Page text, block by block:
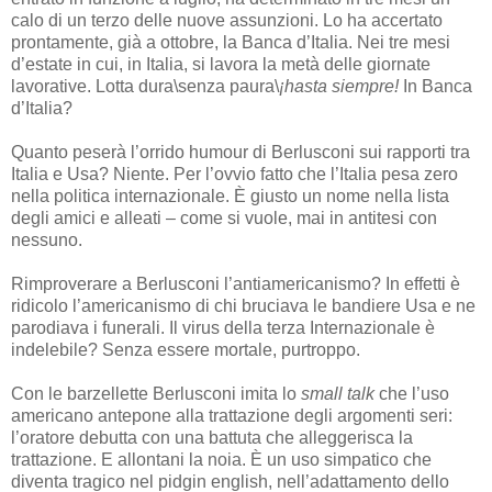
calo di un terzo delle nuove assunzioni. Lo ha accertato
prontamente, già a ottobre, la Banca d’Italia. Nei tre mesi
d’estate in cui, in Italia, si lavora la metà delle giornate
lavorative. Lotta dura\senza paura\¡hasta siempre!In Banca
d’Italia?
Quanto peserà l’orrido humour di Berlusconi sui rapporti tra
Italia e Usa? Niente. Per l’ovvio fatto che l’Italia pesa zero
nella politica internazionale. È giusto un nome nella lista
degli amici e alleati – come si vuole, mai in antitesi con
nessuno.
Rimproverare a Berlusconi l’antiamericanismo? In effetti è
ridicolo l’americanismo di chi bruciava le bandiere Usa e ne
parodiava i funerali. Il virus della terza Internazionale è
indelebile? Senza essere mortale, purtroppo.
Con le barzellette Berlusconi imita lo small talkche l’uso
americano antepone alla trattazione degli argomenti seri:
l’oratore debutta con una battuta che alleggerisca la
trattazione. E allontani la noia. È un uso simpatico che
diventa tragico nel pidgin english, nell’adattamento dello